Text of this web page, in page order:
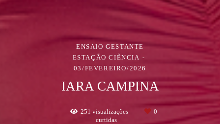
ENSAIO GESTANTE
ESTAÇÃO CIÊNCIA
03/FEVEREIRO/2026
IARA CAMPINA
251 visualizações
0
curtidas